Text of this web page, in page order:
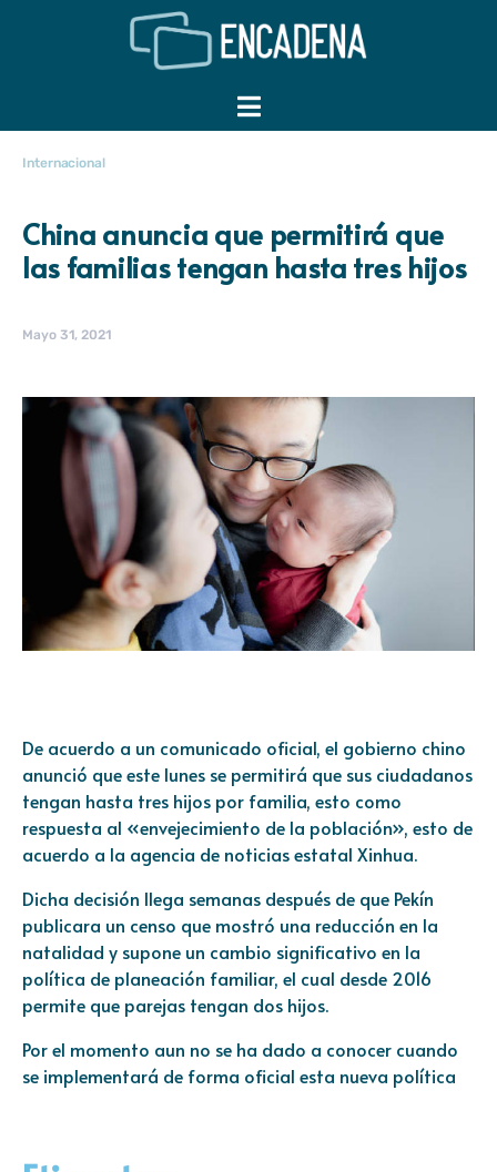
Internacional
China anuncia que permitirá que
las familias tengan hasta tres hijos
Mayo 31, 2021
De acuerdo a un comunicado oficial, el gobierno chino
anunció que este lunes se permitirá que sus ciudadanos
tengan hasta tres hijos por familia, esto como
respuesta al «envejecimiento de la población», esto de
acuerdo a la agencia de noticias estatal Xinhua.
Dicha decisión llega semanas después de que Pekín
publicara un censo que mostró una reducción en la
natalidad y supone un cambio significativo en la
política de planeación familiar, el cual desde 2016
permite que parejas tengan dos hijos.
Por el momento aun no se ha dado a conocer cuando
se implementará de forma oficial esta nueva política